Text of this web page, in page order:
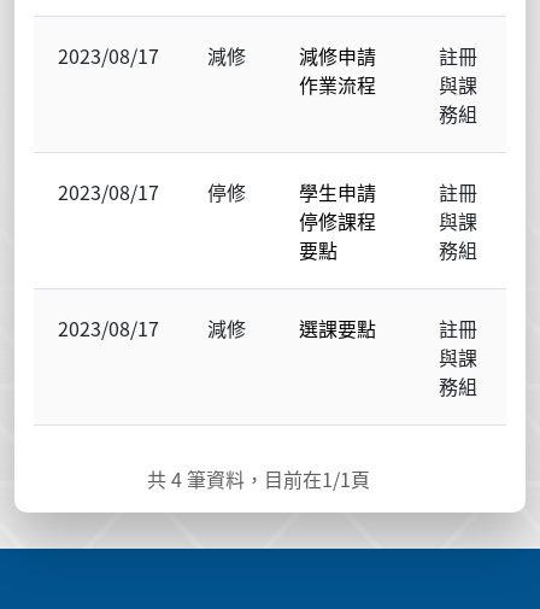
2023/08/17 減修
減修申請
作業流程
註冊
與課
務組
2023/08/17 停修
學生申請
停修課程
要點
註冊
與課
務組
2023/08/17 減修 選課要點
註冊
與課
務組
共4 筆資料，目前在1/1頁